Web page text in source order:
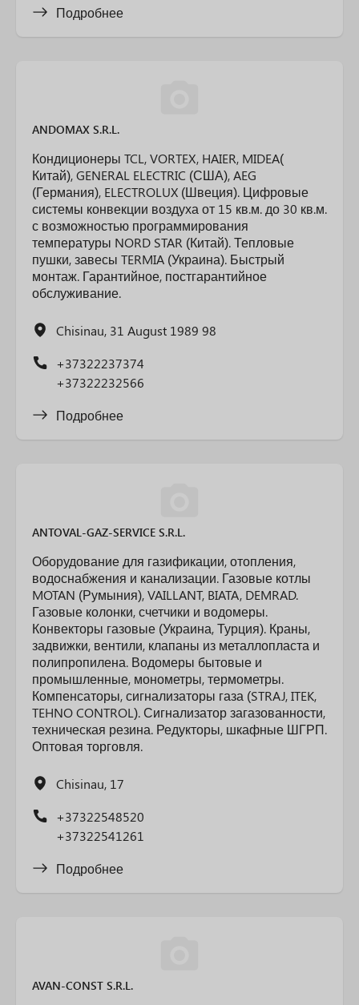
Подробнее
ANDOMAX S.R.L.
Кондиционеры TCL, VORTEX, HAIER, MIDEA(
Китай), GENERAL ELECTRIC (США), AEG
(Германия), ELECTROLUX (Швеция). Цифровые
системы конвекции воздуха от 15 кв.м. до 30 кв.м.
с возможностью программирования
температуры NORD STAR (Китай). Тепловые
пушки, завесы TERMIA (Украина). Быстрый
монтаж. Гарантийное, постгарантийное
обслуживание.
Chisinau, 31 August 1989 98
+37322237374
+37322232566
Подробнее
ANTOVAL-GAZ-SERVICE S.R.L.
Оборудование для газификации, отопления,
водоснабжения и канализации. Газовые котлы
MOTAN (Румыния), VAILLANT, BIATA, DEMRAD.
Газовые колонки, счетчики и водомеры.
Конвекторы газовые (Украина, Турция). Краны,
задвижки, вентили, клапаны из металлопласта и
полипропилена. Водомеры бытовые и
промышленные, монометры, термометры.
Компенсаторы, сигнализаторы газа (STRAJ, ITEK,
TEHNO CONTROL). Сигнализатор загазованности,
техническая резина. Редукторы, шкафные ШГРП.
Оптовая торговля.
Chisinau, 17
+37322548520
+37322541261
Подробнее
AVAN-CONST S.R.L.